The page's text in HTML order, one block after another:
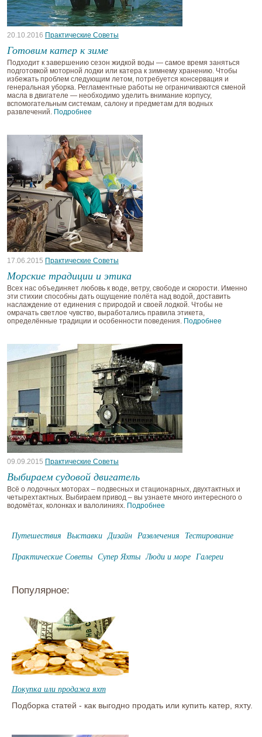
20.10.2016 Практические Советы
Готовим катер к зиме
Подходит к завершению сезон жидкой воды — самое время заняться
подготовкой моторной лодки или катера к зимнему хранению. Чтобы
избежать проблем следующим летом, потребуется консервация и
генеральная уборка. Регламентные работы не ограничиваются сменой
масла в двигателе — необходимо уделить внимание корпусу,
вспомогательным системам, салону и предметам для водных
развлечений. Подробнее
17.06.2015 Практические Советы
Морские традиции и этика
Всех нас объединяет любовь к воде, ветру, свободе и скорости. Именно
эти стихии способны дать ощущение полёта над водой, доставить
наслаждение от единения с природой и своей лодкой. Чтобы не
омрачать светлое чувство, выработались правила этикета,
определённые традиции и особенности поведения. Подробнее
09.09.2015 Практические Советы
Выбираем судовой двигатель
Всё о лодочных моторах – подвесных и стационарных, двухтактных и
четырехтактных. Выбираем привод – вы узнаете много интересного о
водомётах, колонках и валолиниях. Подробнее
Путешествия Выставки Дизайн Развлечения Тестирование
Практические Советы Супер Яхты Люди и море Галереи
Популярное:
Покупка или продажа яхт
Подборка статей - как выгодно продать или купить катер, яхту.